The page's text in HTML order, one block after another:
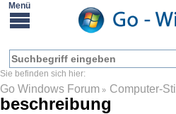
Go Windows Forum » Computer-
beschreibung